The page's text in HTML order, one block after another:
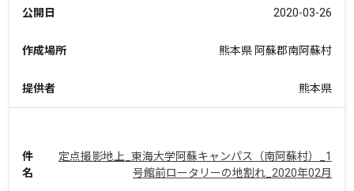
公開日 2020-03-26
作成場所 熊本県 阿蘇郡南阿蘇村
提供者 熊本県
件
名
定点撮影地上_東海大学阿蘇キャンパス（南阿蘇村）_1
号館前ロータリーの地割れ_2020年02月